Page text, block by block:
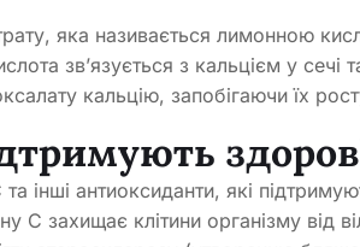
яка називається лимонною
зв’язується з кальцієм у сечі
кальцію, запобігаючи їх
та інші антиоксиданти, які
С захищає клітини організму від